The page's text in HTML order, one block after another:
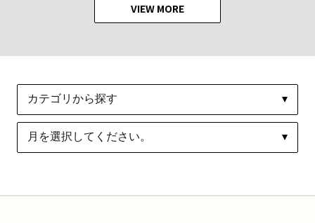
VIEW MORE